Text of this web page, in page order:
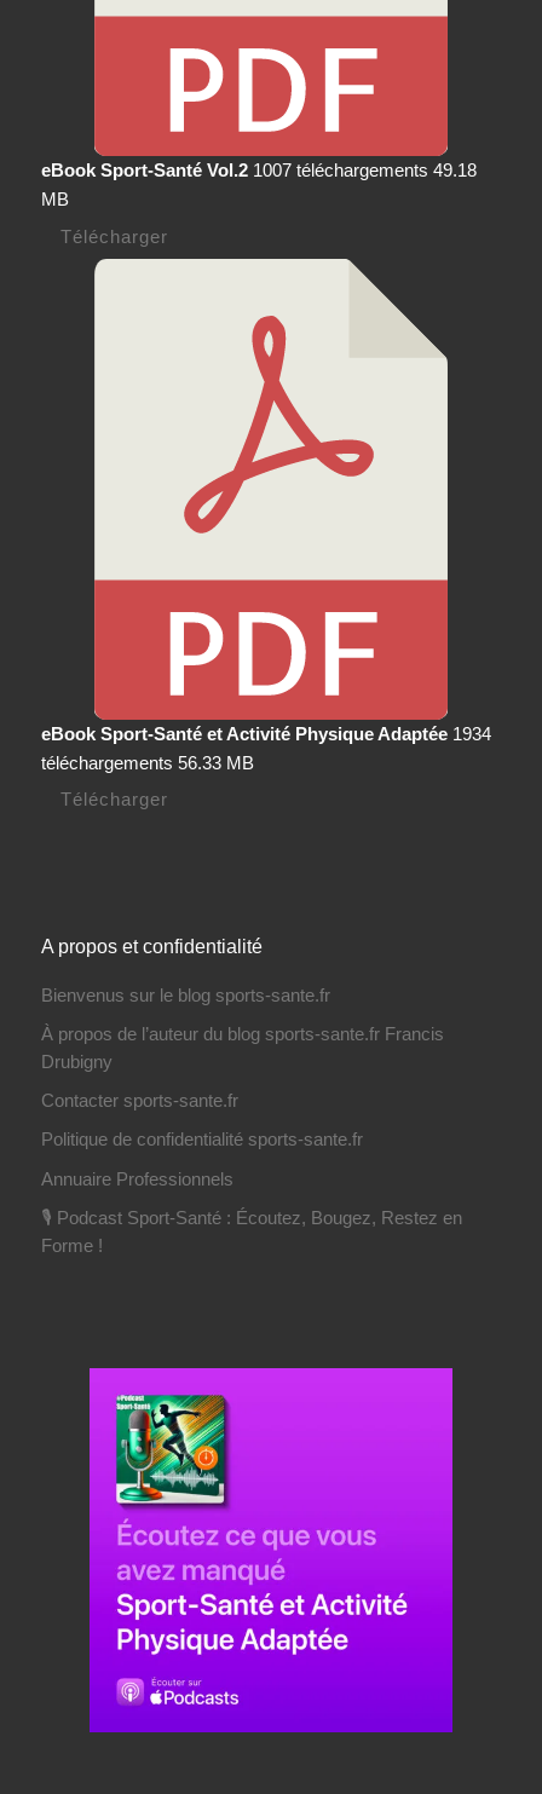
eBook Sport-Santé Vol.2 1007 téléchargements 49.18
MB
Télécharger
eBook Sport-Santé et Activité Physique Adaptée 1934
téléchargements 56.33 MB
Télécharger
A propos et confidentialité
Bienvenus sur le blog sports-sante.fr
À propos de l’auteur du blog sports-sante.fr Francis
Drubigny
Contacter sports-sante.fr
Politique de confidentialité sports-sante.fr
Annuaire Professionnels
🎙️ Podcast Sport-Santé : Écoutez, Bougez, Restez en
Forme !